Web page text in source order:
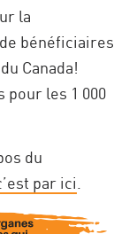
la
bénéficiaires
Canada!
pour les 1 000
du
par ici